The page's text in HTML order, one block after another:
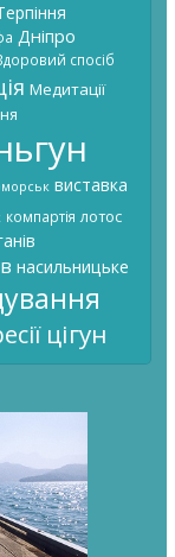
Дніпро
спосіб
Медитації
виставка
компартія лотос
насильницьке
цігун